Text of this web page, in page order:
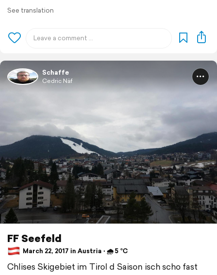
See translation
Schaffe
Cedric Näf
FF Seefeld
March 22, 2017 in Austria ⋅ 🌧 5 °C
Chlises Skigebiet im Tirol d Saison isch scho fast